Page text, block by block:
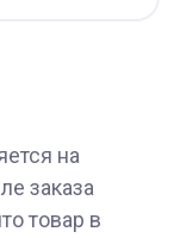
на
заказа
товар в